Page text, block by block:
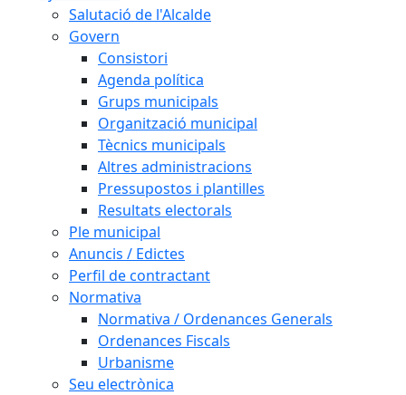
Salutació de l'Alcalde
Govern
Consistori
Agenda política
Grups municipals
Organització municipal
Tècnics municipals
Altres administracions
Pressupostos i plantilles
Resultats electorals
Ple municipal
Anuncis / Edictes
Perfil de contractant
Normativa
Normativa / Ordenances Generals
Ordenances Fiscals
Urbanisme
Seu electrònica